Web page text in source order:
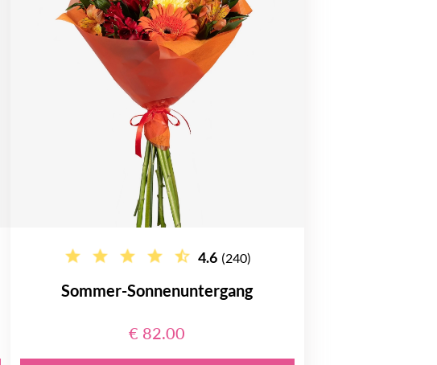
4.6 (240)
Sommer-Sonnenuntergang
€ 82.00